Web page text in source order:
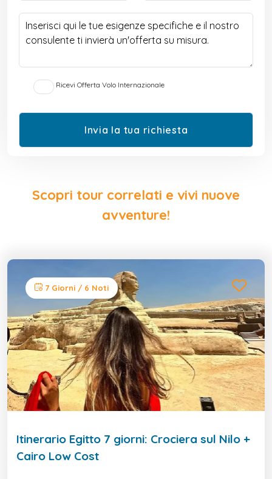
Ricevi Offerta Volo Internazionale
Scopri tour correlati e vivi nuove
avventure!
7 Giorni / 6 Noti
Itinerario Egitto 7 giorni: Crociera sul Nilo +
Cairo Low Cost